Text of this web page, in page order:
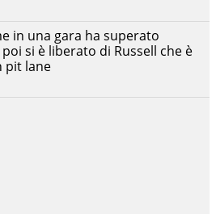
in una gara ha superato
si è liberato di Russell che è
pit lane